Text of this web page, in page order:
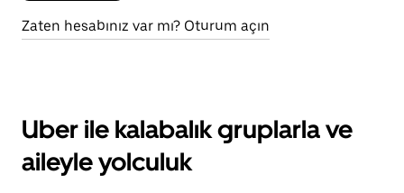
Zaten hesabınız var mı? Oturum açın
Uber ile kalabalık gruplarla ve
aileyle yolculuk